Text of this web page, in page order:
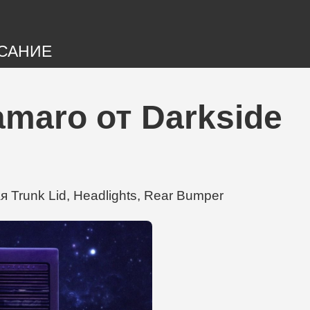
от Darkside
Trunk Lid, Headlights, Rear Bumper